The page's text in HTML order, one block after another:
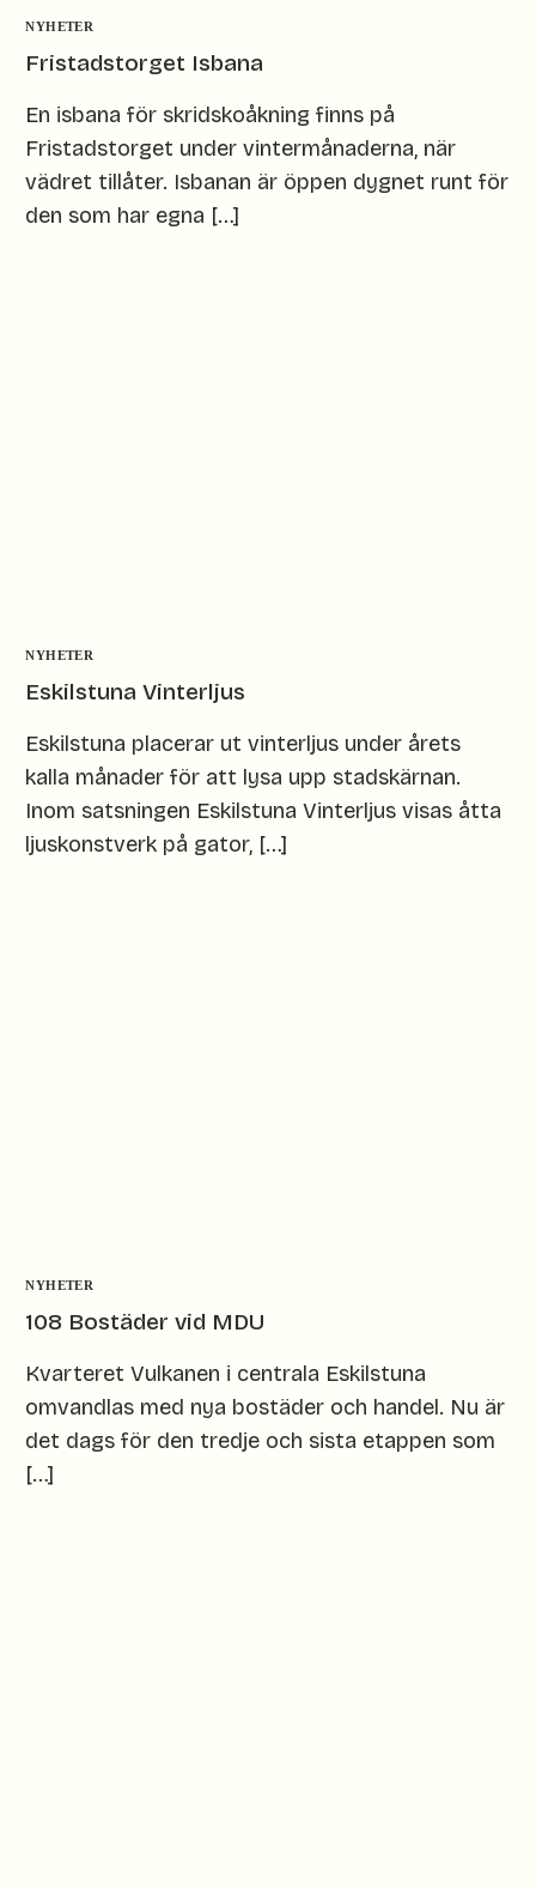
NYHETER
Fristadstorget Isbana
En isbana för skridskoåkning finns på
Fristadstorget under vintermånaderna, när
vädret tillåter. Isbanan är öppen dygnet runt för
den som har egna […]
NYHETER
Eskilstuna Vinterljus
Eskilstuna placerar ut vinterljus under årets
kalla månader för att lysa upp stadskärnan.
Inom satsningen Eskilstuna Vinterljus visas åtta
ljuskonstverk på gator, […]
NYHETER
108 Bostäder vid MDU
Kvarteret Vulkanen i centrala Eskilstuna
omvandlas med nya bostäder och handel. Nu är
det dags för den tredje och sista etappen som
[…]